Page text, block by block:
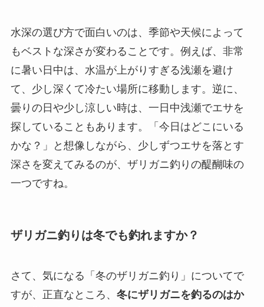
水深の選び方で面白いのは、季節や天候によって
もベストな深さが変わることです。例えば、非常
に暑い日中は、水温が上がりすぎる浅瀬を避け
て、少し深くて冷たい場所に移動します。逆に、
曇りの日や少し涼しい時は、一日中浅瀬でエサを
探していることもあります。「今日はどこにいる
かな？」と想像しながら、少しずつエサを落とす
深さを変えてみるのが、ザリガニ釣りの醍醐味の
一つですね。
ザリガニ釣りは冬でも釣れますか？
さて、気になる「冬のザリガニ釣り」についてで
すが、正直なところ、 冬にザリガニを釣るのはか